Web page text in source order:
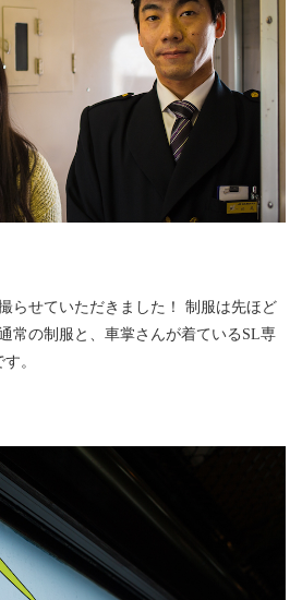
らせていただきました！ 制服は先ほど
常の制服と、車掌さんが着ているSL専
。